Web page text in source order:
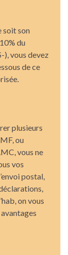
soit son
du
), vous devez
de ce
plusieurs
ou
vous ne
vos
postal,
on vous